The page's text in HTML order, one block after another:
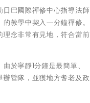
巴國際禪修中心指導法師
教學中契入一分鐘禪修。
念非常有見地，符合當前
於寧靜1分鐘是最簡單、
營隊，並獲地方耆老及政